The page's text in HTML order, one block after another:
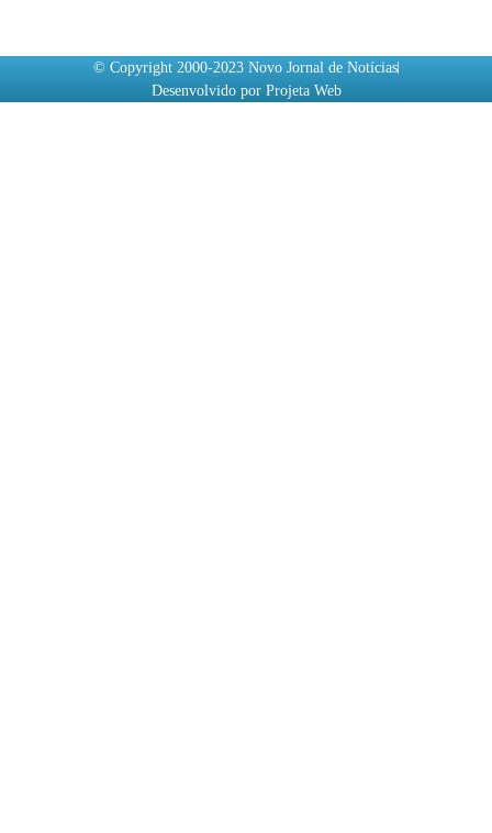
© Copyright 2000-2023 Novo Jornal de Notícias
Desenvolvido por Projeta Web